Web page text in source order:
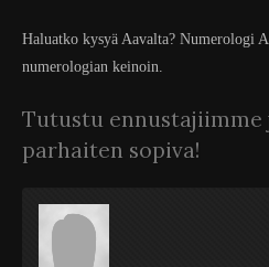
Haluatko kysyä Aavalta? Numerologi
numerologian keinoin.
Tutustu ennustajiimme
parhaiten sopiva!